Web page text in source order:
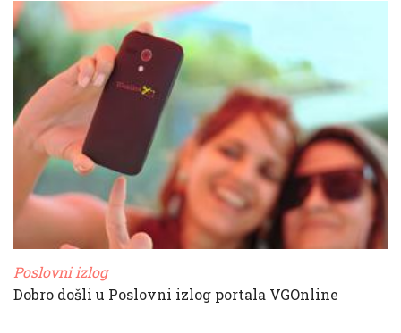
Poslovni izlog
Dobro došli u Poslovni izlog portala VGOnline